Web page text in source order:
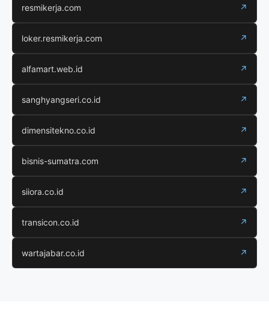
resmikerja.com ↗
loker.resmikerja.com ↗
alfamart.web.id ↗
sanghyangseri.co.id ↗
dimensitekno.co.id ↗
bisnis-sumatra.com ↗
siiora.co.id ↗
transicon.co.id ↗
wartajabar.co.id ↗